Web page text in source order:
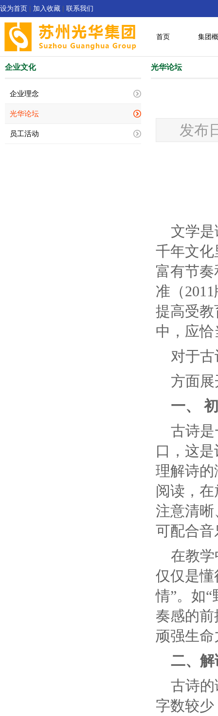
设为首页 | 加入收藏 | 联系我们
首页 集团
企业文化
企业理念
光华论坛
员工活动
光华论坛
发布
文学
千年文
富有节
准（
提高受
中，应
对于
方面
一、
古诗
口，这
理解诗
阅读，
注意清
可配合
在教
仅仅是
情”。如
奏感的
顽强生
二、
古诗
字数较